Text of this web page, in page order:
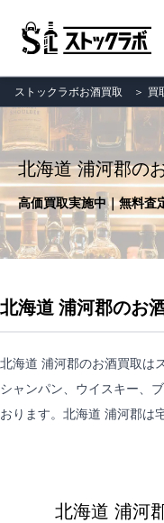
ストックラボお酒買取 ＞ 買
北海道 浦河郡の
高価買取実施中｜無料査
北海道 浦河郡のお
北海道 浦河郡のお酒買取は
シャンパン、ウイスキー、
おります。北海道 浦河郡は
北海道 浦河